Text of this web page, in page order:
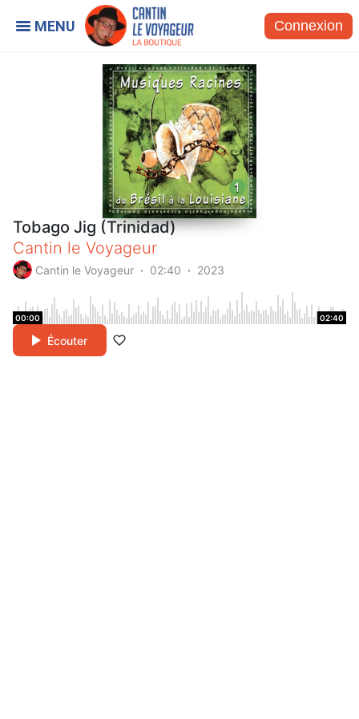
Connexion
Tobago Jig (Trinidad)
Cantin le Voyageur
Cantin le Voyageur 02:40 2023
00:00 02:40
Écouter